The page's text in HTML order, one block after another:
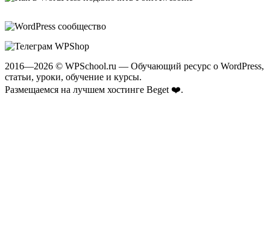
2016—2026 © WPSchool.ru — Обучающий ресурс о WordPress,
статьи, уроки, обучение и курсы.
Размещаемся на лучшем хостинге Beget ❤️.